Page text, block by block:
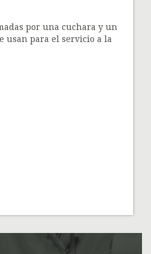
por una cuchara y un
usan para el servicio a la